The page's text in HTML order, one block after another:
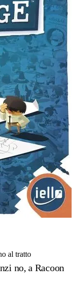
al tratto
no, a Racoon